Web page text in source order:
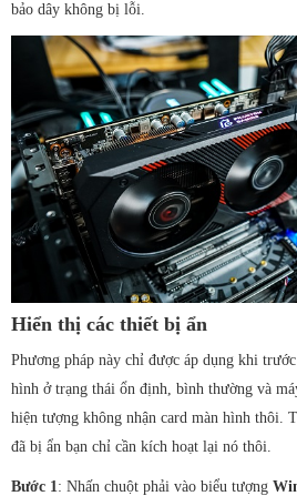
bảo dây không bị lỗi.
Hiển thị các thiết bị ẩn
Phương pháp này chỉ được áp dụng khi
hình ở trạng thái ổn định, bình thường và
hiện tượng không nhận card màn hình thôi.
đã bị ẩn bạn chỉ cần kích hoạt lại nó thôi.
Bước 1 : Nhấn chuột phải vào biểu tượng